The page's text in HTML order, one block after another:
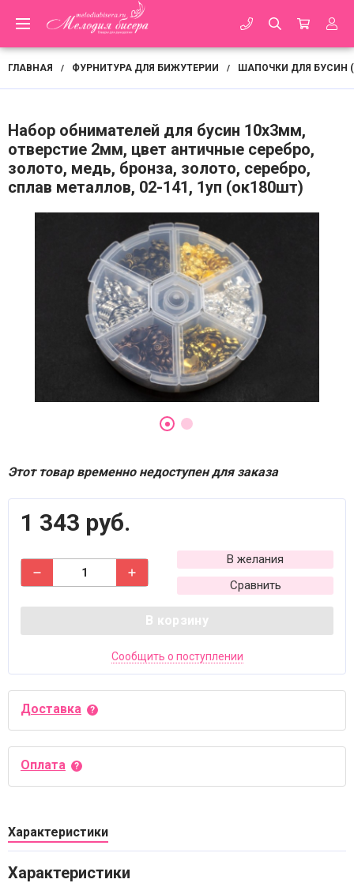
ГЛАВНАЯ / ФУРНИТУРА ДЛЯ БИЖУТЕРИИ / ШАПОЧКИ ДЛЯ БУСИН
Набор обнимателей для бусин 10х3мм,
отверстие 2мм, цвет античные серебро,
золото, медь, бронза, золото, серебро,
сплав металлов, 02-141, 1уп (ок180шт)
Этот товар временно недоступен для заказа
1 343 руб.
В желания
Сравнить
В корзину
Сообщить о поступлении
Доставка
Оплата
Характеристики
Характеристики